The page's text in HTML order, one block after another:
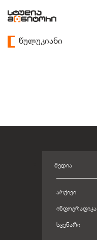
წულუკიანი
ᲛᲔᲓᲘᲐ
ᲐᲠᲥᲘᲕᲘ
ᲘᲜᲤᲝᲒᲠᲐᲤᲘᲙᲐ
ᲡᲪᲔᲜᲐᲠᲘ